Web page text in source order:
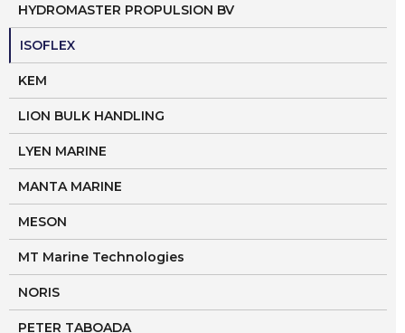
HYDROMASTER PROPULSION BV
ISOFLEX
KEM
LION BULK HANDLING
LYEN MARINE
MANTA MARINE
MESON
MT Marine Technologies
NORIS
PETER TABOADA